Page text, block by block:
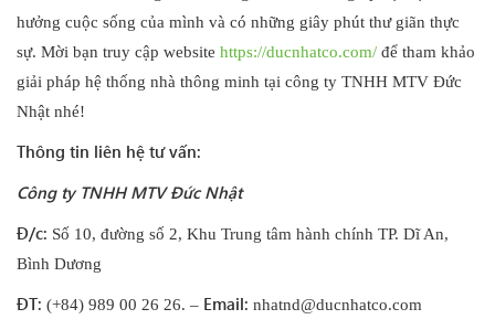
hưởng cuộc sống của mình và có những giây phút thư giãn thực
sự. Mời bạn truy cập website https://ducnhatco.com/ để tham khảo
giải pháp hệ thống nhà thông minh tại công ty TNHH MTV Đức
Nhật nhé!
Thông tin liên hệ tư vấn:
Công ty TNHH MTV Đức Nhật
Đ/c: Số 10, đường số 2, Khu Trung tâm hành chính TP. Dĩ An,
Bình Dương
ĐT: (+84) 989 00 26 26. – Email: nhatnd@ducnhatco.com